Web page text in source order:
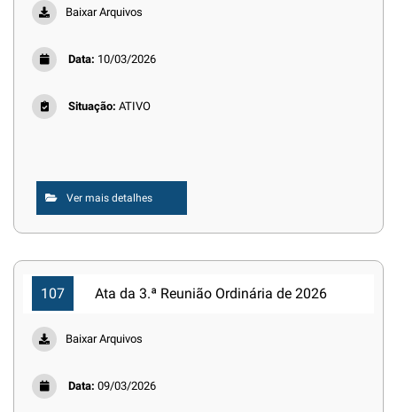
Baixar Arquivos
Data: 10/03/2026
Situação: ATIVO
Ver mais detalhes
107 Ata da 3.ª Reunião Ordinária de 2026
Baixar Arquivos
Data: 09/03/2026